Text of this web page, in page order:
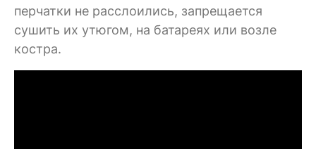
перчатки не расслоились, запрещается
сушить их утюгом, на батареях или возле
костра.